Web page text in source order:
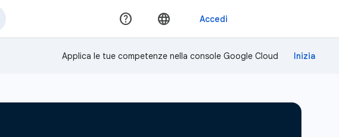
Applica le tue competenze nella console Google Cloud